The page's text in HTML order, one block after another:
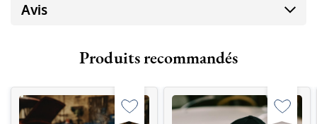
Avis
Produits recommandés